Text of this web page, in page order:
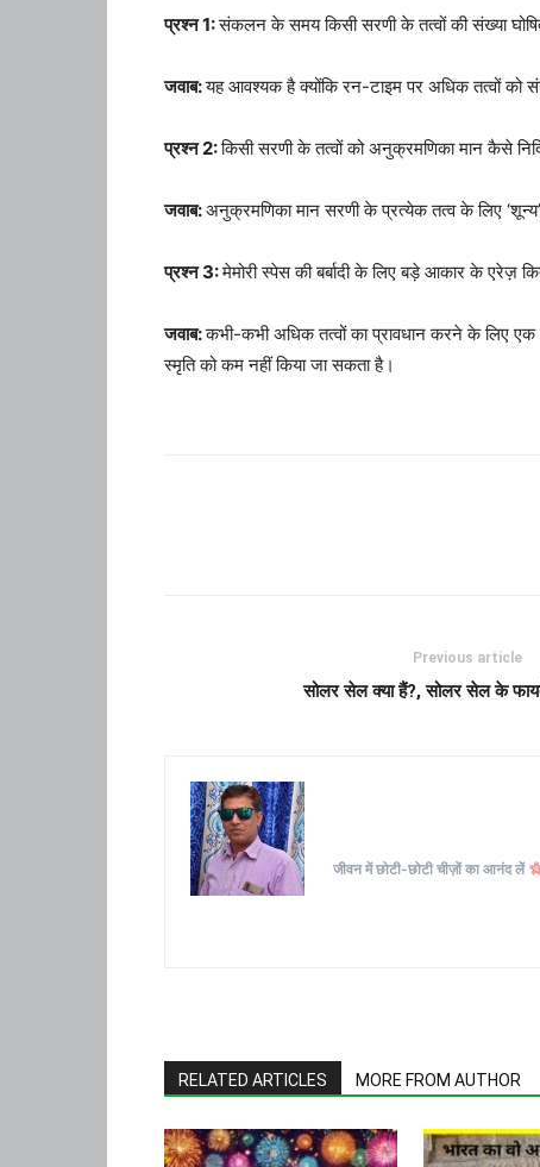
प्रश्न 1:संकलन के समय किसी सरणी के तत्वों की संख्या
जवाब:यह आवश्यक है क्योंकि रन-टाइम पर अधिक तत्वों को
प्रश्न 2:किसी सरणी के तत्वों को अनुक्रमणिका मान कैसे
जवाब:अनुक्रमणिका मान सरणी के प्रत्येक तत्व के लिए
प्रश्न 3:मेमोरी स्पेस की बर्बादी के लिए बड़े आकार के एरेज़
जवाब:कभी-कभी अधिक तत्वों का प्रावधान करने के लिए एक
स्मृति को कम नहीं किया जा सकता है।
Previous article
सोलर सेल क्या हैं?, सोलर सेल के
जीवन में छोटी-छोटी चीज़ों का आनंद लें
RELATED ARTICLES MORE FROM AUTHOR